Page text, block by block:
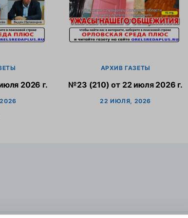
2026 г.
АРХИВ ГАЗЕТЫ
№23 (210) от 22 июля 2026 г.
22 ИЮЛЯ, 2026